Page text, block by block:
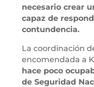
necesario crear
capaz de
contundencia.
La coordinación
encomendada a
hace poco
de Seguridad